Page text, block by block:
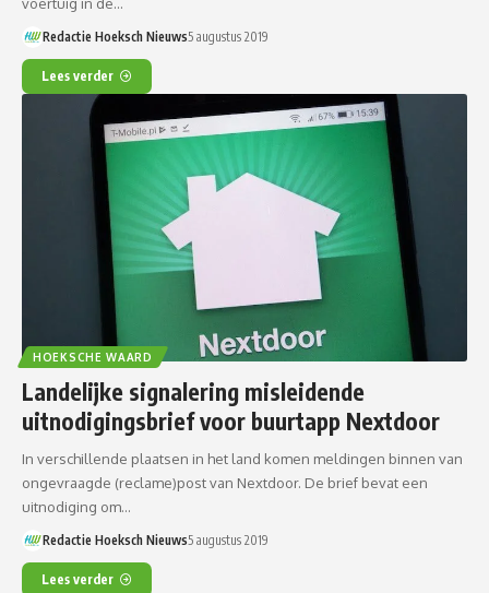
Redactie Hoeksch Nieuws5 augustus 2019
Lees verder
HOEKSCHE WAARD
Landelijke signalering misleidende
uitnodigingsbrief voor buurtapp Nextdoor
In verschillende plaatsen in het land komen meldingen binnen van
ongevraagde (reclame)post van Nextdoor. De brief bevat een
uitnodiging om…
Redactie Hoeksch Nieuws5 augustus 2019
Lees verder